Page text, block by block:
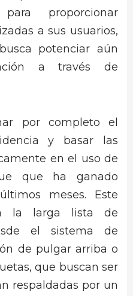
proporcionar
a sus usuarios,
potenciar aún
a través de
por completo el
y basar las
en el uso de
que ha ganado
meses. Este
la larga lista de
el sistema de
de pulgar arriba o
que buscan ser
respaldadas por un